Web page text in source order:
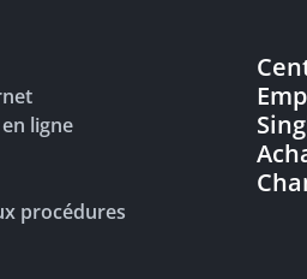
ligne
procédures